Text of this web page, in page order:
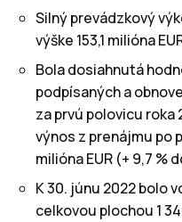
Silný prevádzkový
výške 153,1 milióna
Bola dosiahnutá
podpísaných a
za prvú polovicu roka
výnos z prenájmu po
milióna EUR (+ 9,7
K 30. júnu 2022 bolo
celkovou plochou 1